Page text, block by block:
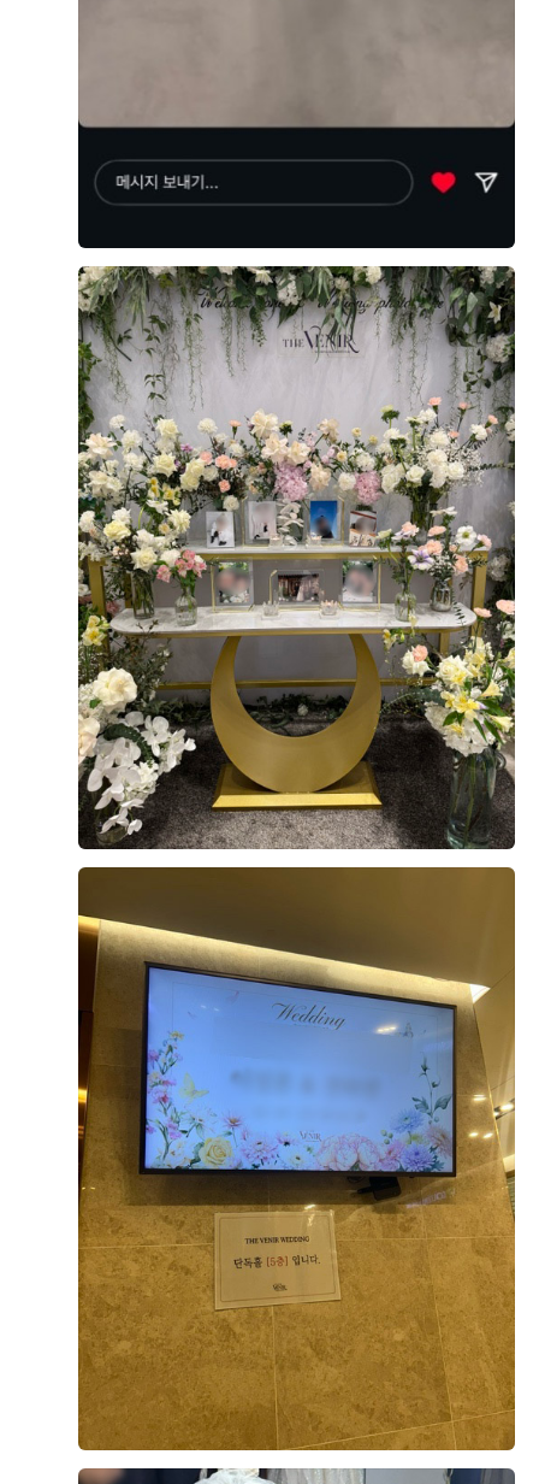
같더라구요 소요시간 2부 연회장 돌고 식사하고 정산까지
다 하고 나오니 저녁 6시가 되었더라구요 저희가 하객분들
께 인사하는데 시간이 좀 걸려서 정산까지도 오래 걸린 것
다 가져갔는데 계약서대로 정산 진행해주시니 걱정하실 필
요 없습니다​ 정산 때 반드시 장부 잘 챙기기 !!!!!! 엑셀로 입
력해도 장부는 필수 !!!!!! 진촤 마지막 음 마지막으로 안산
에 유명한 데 많지만 전 후회 안해요 흐흐 안산 예식장 더베
니르 진자진짜 진쫘 추천 !!!!!! 궁금한 점은 모조리 알려드
릴게요 그럼 이만 ~~~~
고 제 1등은 육회와 갈비탕 그리고 젤라또인거같아요!ㅎㅎ
젤라또..........종류늘려주세요 너무 맛있엇어요!ㅎ헤헤
권진석, 박수진 시식후기
2025-09-11 132명 읽음
+7
더 베니르 너무 맛있고 배불렀던 시식 후기~~ 2025년 7월
19일 토요일 부모님들 모시고 본식 전 음식을 맛보기 위해
더 베니르 연회장 방문!! 우선 연회장이 3층과 4층 두 군데
가 있어서 자리 또한 넓어서 매우 만족스러웠어요!! 그렇지
만 자리 못지 않게 음식 또한 맛이 있어야지 하는 걱정이 있
었지만... 음식종류가 왜 이렇게 많은지.. 정말 행복한 고
민이 이런거구나 하는 생각이 들더군요!! 원래 저는 먹는것
만 먹는 스타일인데 시식날 만큼은 조금씩 다 먹어보겠다
는 마인드로 방문하였습니다! 우선 연회장 자체는 정말 깔
끔하고 장식품 또한 이쁘고 눈을 정말 즐겁게 해놨어요!! 제
가 한식위주로 좋아하는데 한식은 정말 맛있더군요... 그
리고 고기도 정말 부드럽고 잡내도 안나서 너무 좋았습니
다. 특히 부페하면 회(일식)하고 해산물이 좀 별루다 라는
인식이 많은데 더 베니르 해산물과 회는 정말 괜찮았습니
맛보고 싶었는데.. 배가 너무 부르더군요 그만큼 디저트 종
류별로 많이 있어서 좋은 것 같습니다!! 부모님 또한 입맛에
맞아서 다행이었습니다!! 정말 깔끔하고 기분좋게 식사 할
수 있는 연회장이었습니다! 본식때 맛있게 먹을 생각만 가
득 담고 있네요...ㅋㅋ 짧은 후기지만 더 베니르 시식은 매
우 만족스러웠습니다!
더 보기
더 베니르
우리 신랑신부님! 소중한후기 너무 감사합니다^^ 베니르
연회장은 여유롭고 깔끔하기로 유명한데 예쁘게 봐주셔
서 감사합니당!! 앞으로도 정성스런 음식으로 보답하겠습
니당!! 신랑신부님 다음에는 꼭 하객으로 봬요!! ^^
후기가 도움이 되었나요? 0
권진석, 박수진 계약후기
2025-09-11 118명 읽음
+5
매우 만족스럽게 더 베니르 를 계약하면서~~ 이제 본식이
딱 10일 남았네요 ㅎㅎ 계약은 작년에 했지만 늦게 나마 후
기 올려보고자 합니다. 안산에 거주하면서 예식장이 많지
는 않아서 어디가 좋을지 고민이 많았지만 더 베니르 단독
홀을 보면서 고민이 싹 사라졌어요 ㅎ 천장도 낮지 않고 깔
끔하면서 무엇보다 버진로드가 너무 이뻤어요!!! 버진로드
더 보기